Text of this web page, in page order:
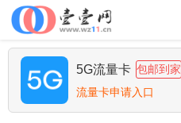
5G流量卡 包邮到家
流量卡申请入口